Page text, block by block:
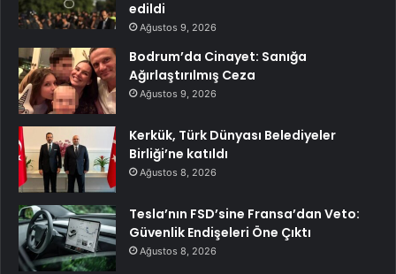
edildi
Ağustos 9, 2026
Bodrum’da Cinayet: Sanığa
Ağırlaştırılmış Ceza
Ağustos 9, 2026
Kerkük, Türk Dünyası Belediyeler
Birliği’ne katıldı
Ağustos 8, 2026
Tesla’nın FSD’sine Fransa’dan Veto:
Güvenlik Endişeleri Öne Çıktı
Ağustos 8, 2026